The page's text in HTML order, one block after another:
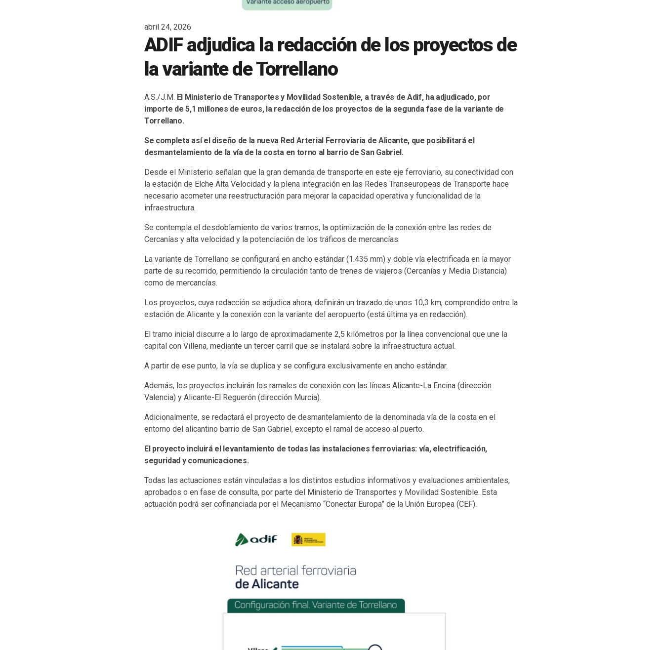
abril 24, 2026
ADIF adjudica la redacción de los proyectos de
la variante de Torrellano
A.S./J.M. El Ministerio de Transportes y Movilidad Sostenible, a través de Adif, ha adjudicado, por
importe de 5,1 millones de euros, la redacción de los proyectos de la segunda fase de la variante de
Torrellano.
Se completa así el diseño de la nueva Red Arterial Ferroviaria de Alicante, que posibilitará el
desmantelamiento de la vía de la costa en torno al barrio de San Gabriel.
Desde el Ministerio señalan que la gran demanda de transporte en este eje ferroviario, su conectividad con
la estación de Elche Alta Velocidad y la plena integración en las Redes Transeuropeas de Transporte hace
necesario acometer una reestructuración para mejorar la capacidad operativa y funcionalidad de la
infraestructura.
Se contempla el desdoblamiento de varios tramos, la optimización de la conexión entre las redes de
Cercanías y alta velocidad y la potenciación de los tráficos de mercancías.
La variante de Torrellano se configurará en ancho estándar (1.435 mm) y doble vía electrificada en la mayor
parte de su recorrido, permitiendo la circulación tanto de trenes de viajeros (Cercanías y Media Distancia)
como de mercancías.
Los proyectos, cuya redacción se adjudica ahora, definirán un trazado de unos 10,3 km, comprendido entre la
estación de Alicante y la conexión con la variante del aeropuerto (está última ya en redacción).
El tramo inicial discurre a lo largo de aproximadamente 2,5 kilómetros por la línea convencional que une la
capital con Villena, mediante un tercer carril que se instalará sobre la infraestructura actual.
A partir de ese punto, la vía se duplica y se configura exclusivamente en ancho estándar.
Además, los proyectos incluirán los ramales de conexión con las líneas Alicante-La Encina (dirección
Valencia) y Alicante-El Reguerón (dirección Murcia).
Adicionalmente, se redactará el proyecto de desmantelamiento de la denominada vía de la costa en el
entorno del alicantino barrio de San Gabriel, excepto el ramal de acceso al puerto.
El proyecto incluirá el levantamiento de todas las instalaciones ferroviarias: vía, electrificación,
seguridad y comunicaciones.
Todas las actuaciones están vinculadas a los distintos estudios informativos y evaluaciones ambientales,
aprobados o en fase de consulta, por parte del Ministerio de Transportes y Movilidad Sostenible. Esta
actuación podrá ser cofinanciada por el Mecanismo “Conectar Europa” de la Unión Europea (CEF).